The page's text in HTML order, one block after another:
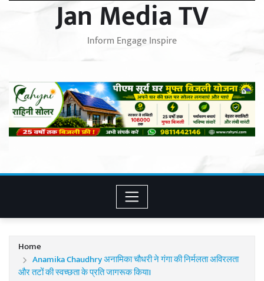
Jan Media TV
Inform Engage Inspire
Home
Anamika Chaudhry अनामिका चौधरी ने गंगा की निर्मलता अविरलता
और तटों की स्वच्छता के प्रति जागरूक किया।